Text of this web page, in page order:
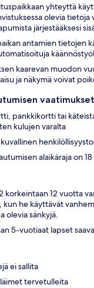
yhteyttä
olevia
järjestääksesi
antamien tietojen
kaarevan muodon
ja näkymä voivat
vaatimukset
pankkikortti tai
kulujen varalta
alaikäraja on 18
korkeintaan 12 vuotta
kun he käyttävät
olevia sänkyjä.
5-vuotiaat lapset
ei sallita
tervetulleita